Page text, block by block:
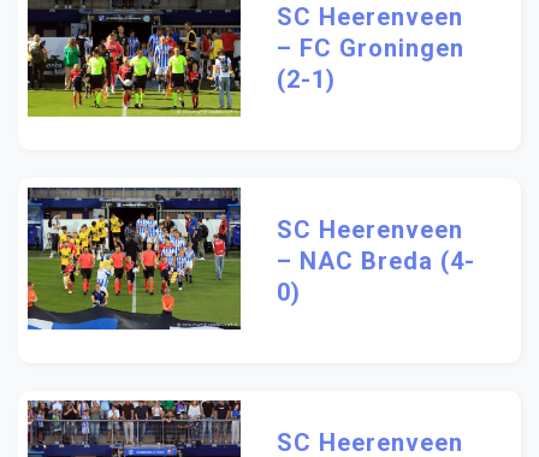
SC Heerenveen
– FC Groningen
(2-1)
SC Heerenveen
– NAC Breda (4-
0)
SC Heerenveen